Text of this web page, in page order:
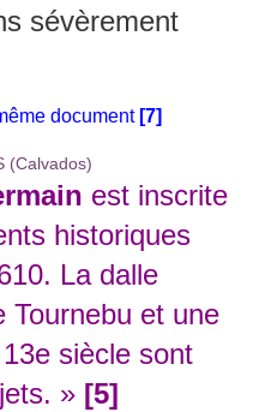
sévèrement
document [7]
est inscrite
historiques
La dalle
Tournebu et une
siècle sont
» [5]